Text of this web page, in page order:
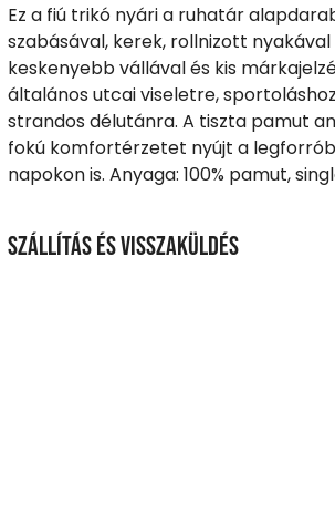
Ez a fiú trikó nyári a ruhatár
szabásával, kerek, rollnizott nyakával
keskenyebb vállával és kis
általános utcai viseletre,
strandos délutánra. A tiszta pamut
fokú komfortérzetet nyújt a
napokon is. Anyaga: 100% pamut,
Szállítás és visszaküldés